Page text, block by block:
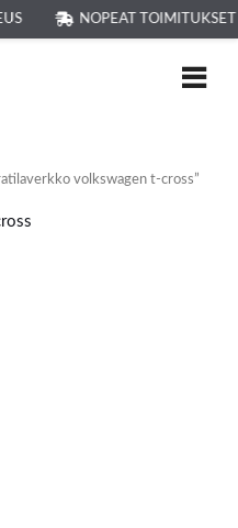
NOPEAT
volkswagen t-cross”